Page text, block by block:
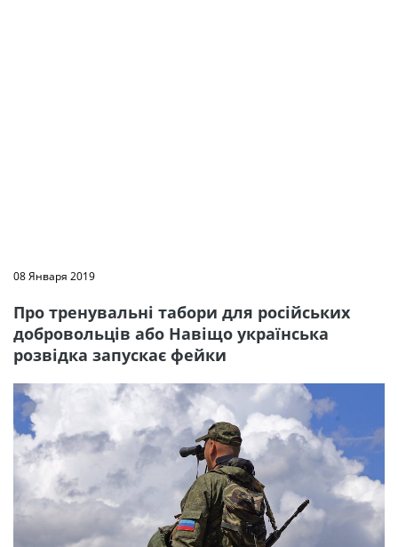
08 Января 2019
Про тренувальні табори для російських
добровольців або Навіщо українська
розвідка запускає фейки